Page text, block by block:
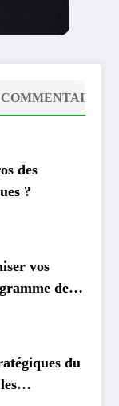
COMMENTAIRE
des
?
vos
de
du